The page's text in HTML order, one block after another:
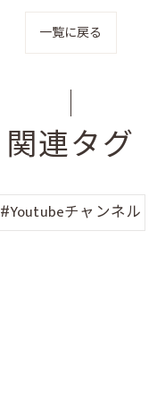
一覧に戻る
関連タグ
#Youtubeチャンネル